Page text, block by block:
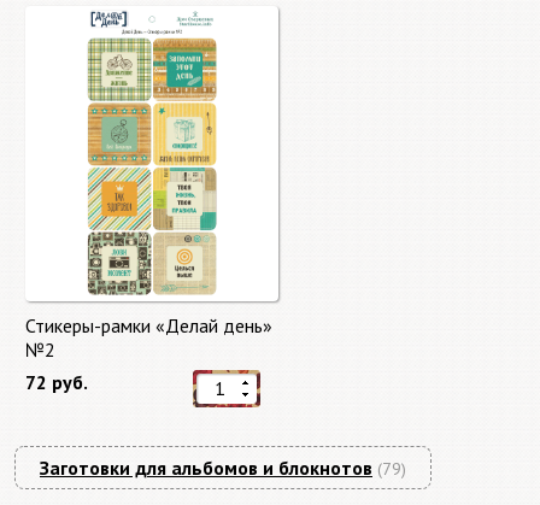
Стикеры-рамки «Делай день»
№2
72 руб.
Заготовки для альбомов и блокнотов (79)